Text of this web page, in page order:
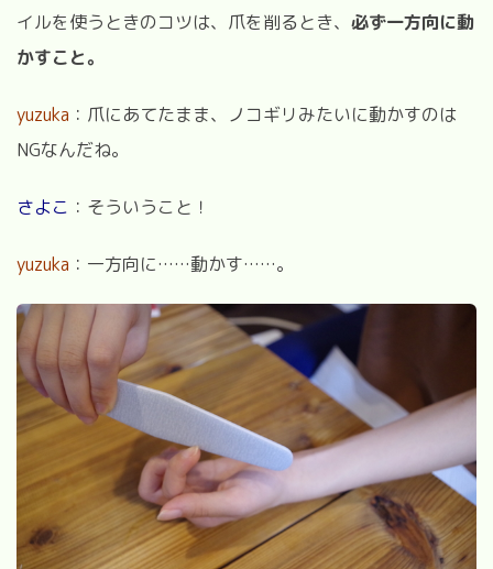
イルを使うときのコツは、爪を削るとき、 必ず一方向に動
かすこと。
yuzuka ：爪にあてたまま、ノコギリみたいに動かすのは
NGなんだね。
さよこ ：そういうこと！
yuzuka ：一方向に……動かす……。